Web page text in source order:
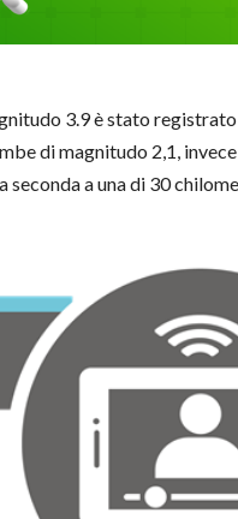
3.9 è stato
di magnitudo 2,1,
a una di 30